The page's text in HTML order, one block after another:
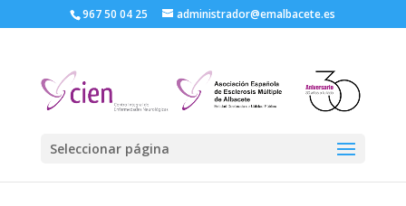
967 50 04 25 administrador@emalbacete.es
Seleccionar página